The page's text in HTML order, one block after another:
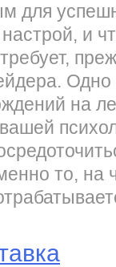
для
и
Одно
на
то, на